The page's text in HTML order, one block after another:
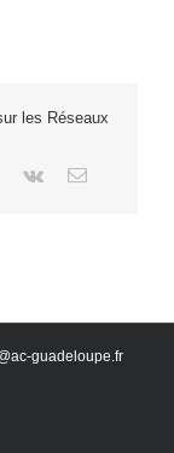
les Réseaux
Pinterest
Vk Email
guadeloupe.fr